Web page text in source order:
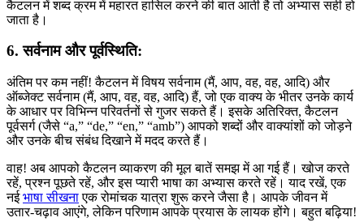
कैटलन में शब्द क्रम में महारत हासिल करने की बात आती है तो अभ्यास सही हो
जाता है।
6. सर्वनाम और पूर्वस्थिति:
अंतिम पर कम नहीं! कैटलन में विषय सर्वनाम (मैं, आप, वह, वह, आदि) और
ऑब्जेक्ट सर्वनाम (मैं, आप, वह, वह, आदि) हैं, जो एक वाक्य के भीतर उनके कार्य
के आधार पर विभिन्न परिवर्तनों से गुजर सकते हैं। इसके अतिरिक्त, कैटलन
पूर्वसर्ग (जैसे “a,” “de,” “en,” “amb”) आपको शब्दों और वाक्यांशों को जोड़ने
और उनके बीच संबंध दिखाने में मदद करते हैं।
वाह! अब आपको कैटलन व्याकरण की मूल बातें समझ में आ गई हैं। खोज करते
रहें, प्रश्न पूछते रहें, और इस प्यारी भाषा का अभ्यास करते रहें। याद रखें, एक
नईभाषा सीखनाएक रोमांचक यात्रा शुरू करने जैसा है। आपके जीवन में
उतार-चढ़ाव आएंगे, लेकिन परिणाम आपके प्रयास के लायक होंगे। बहुत बढ़िया!